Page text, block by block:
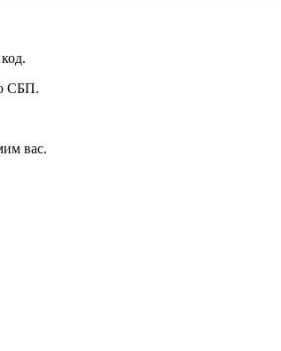
СБП.
вас.